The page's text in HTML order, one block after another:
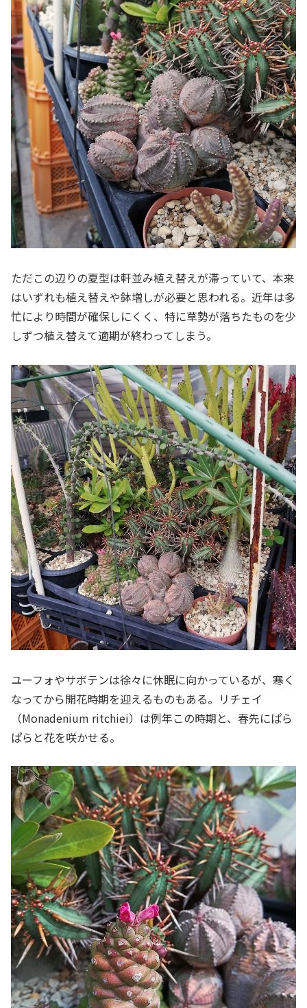
ただこの辺りの夏型は軒並み植え替えが滞っていて、本来
はいずれも植え替えや鉢増しが必要と思われる。近年は多
忙により時間が確保しにくく、特に草勢が落ちたものを少
しずつ植え替えて適期が終わってしまう。
ユーフォやサボテンは徐々に休眠に向かっているが、寒く
なってから開花時期を迎えるものもある。リチェイ
（Monadenium ritchiei）は例年この時期と、春先にぱら
ぱらと花を咲かせる。